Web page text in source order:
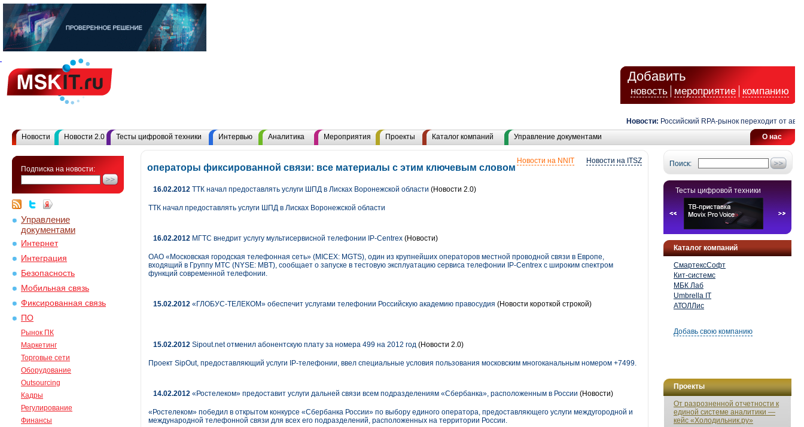
Добавить
новость мероприятие компанию
Новости: Российский RPA-рынок переходит от
О нас
Новости Новости 2.0 Тесты цифровой техники Интервью Аналитика Мероприятия Проекты Каталог компаний Управление документами
Подписка на новости:
Управление
документами
Интернет
Интеграция
Безопасность
Мобильная связь
Фиксированная связь
ПО
Рынок ПК
Маркетинг
Торговые сети
Оборудование
Outsourcing
Кадры
Регулирование
Финансы
Поиск:
Тесты цифровой техники
Каталог компаний
СмартексСофт
Кит-системс
МБК Лаб
Umbrella IT
АТОЛЛис
Добавь свою компанию
Проекты
От разрозненной отчетности к
единой системе аналитики —
кейс «Холодильник.ру»
Новости на ITSZ
Новости на NNIT
операторы фиксированной связи: все материалы с этим ключевым словом
16.02.2012 ТТК начал предоставлять услуги ШПД в Лисках Воронежской области (Новости 2.0)
ТТК начал предоставлять услуги ШПД в Лисках Воронежской области
16.02.2012 МГТС внедрит услугу мультисервисной телефонии IP-Centrex (Новости)
ОАО «Московская городская телефонная сеть» (MICEX: MGTS), один из крупнейших операторов местной проводной связи в Европе,
входящий в Группу МТС (NYSE: MBT), сообщает о запуске в тестовую эксплуатацию сервиса телефонии IP-Centrex с широким спектром
функций современной телефонии.
15.02.2012 «ГЛОБУС-ТЕЛЕКОМ» обеспечит услугами телефонии Российскую академию правосудия (Новости короткой строкой)
15.02.2012 Sipout.net отменил абонентскую плату за номера 499 на 2012 год (Новости 2.0)
Проект SipOut, предоставляющий услуги IP-телефонии, ввел специальные условия пользования московским многоканальным номером +7499.
14.02.2012 «Ростелеком» предоставит услуги дальней связи всем подразделениям «Сбербанка», расположенным в России (Новости)
«Ростелеком» победил в открытом конкурсе «Сбербанка России» по выбору единого оператора, предоставляющего услуги междугородной и
международной телефонной связи для всех его подразделений, расположенных на территории России.